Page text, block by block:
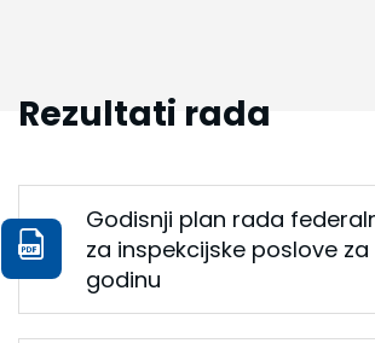
Rezultati rada
Godisnji plan rada
za inspekcijske poslove za
godinu